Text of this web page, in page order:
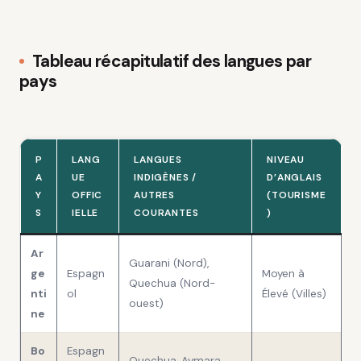
Tableau récapitulatif des langues par
pays
P
A
Y
S
LANG
UE
OFFIC
IELLE
LANGUES
INDIGÈNES /
AUTRES
COURANTES
NIVEAU
D’ANGLAIS
(TOURISME
)
Ar
ge
nti
ne
Espagn
ol
Guarani (Nord),
Quechua (Nord-
ouest)
Moyen à
Élevé (Villes)
Bo
Espagn